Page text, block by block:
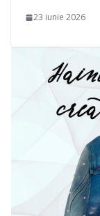
23 iunie 2026